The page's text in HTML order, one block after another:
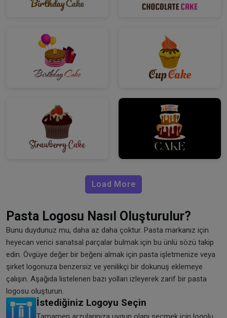
Load More
Pasta Logosu Nasıl Oluşturulur?
Bunu duydunuz mu, daha az daha çoktur. Pasta markanız için
heyecan verici sanatsal parçalar bulmak için bu ünlü sözü takip
edin. Övgüye değer bir beğeni almak için pasta işletmenize veya
şirket logonuza benzersiz ve yenilikçi bir dokunuş eklemeye
çalışın. Aşağıda listelenen bazı yolları izleyerek zarif bir pasta
logosu oluşturun.
İstediğiniz Logoyu Seçin